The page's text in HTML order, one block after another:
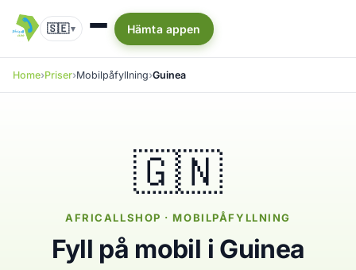
🇸🇪▾ Hämta appen
Home Priser Mobilpåfyllning Guinea
🇬🇳
AFRICALLSHOP · MOBILPÅFYLLNING
Fyll på mobil i Guinea